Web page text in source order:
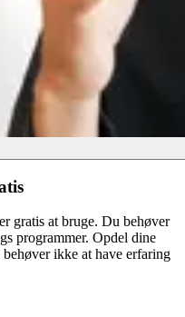
gratis at bruge. Du behøver
programmer. Opdel dine
ikke at have erfaring